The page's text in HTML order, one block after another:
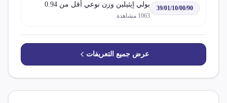
39/01/10/00/90 بولي إيثيلين وزن نوعي أقل من 0.94
1063 مشاهدة
عرض جميع التعريفات